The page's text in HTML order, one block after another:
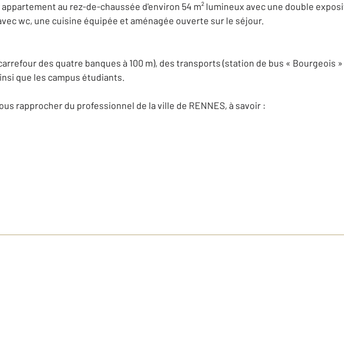
au rez-de-chaussée d'environ 54 m² lumineux avec une double
wc, une cuisine équipée et aménagée ouverte sur le séjour.
des quatre banques à 100 m), des transports (station de bus « Bourgeois
que les campus étudiants.
rapprocher du professionnel de la ville de RENNES, à savoir :